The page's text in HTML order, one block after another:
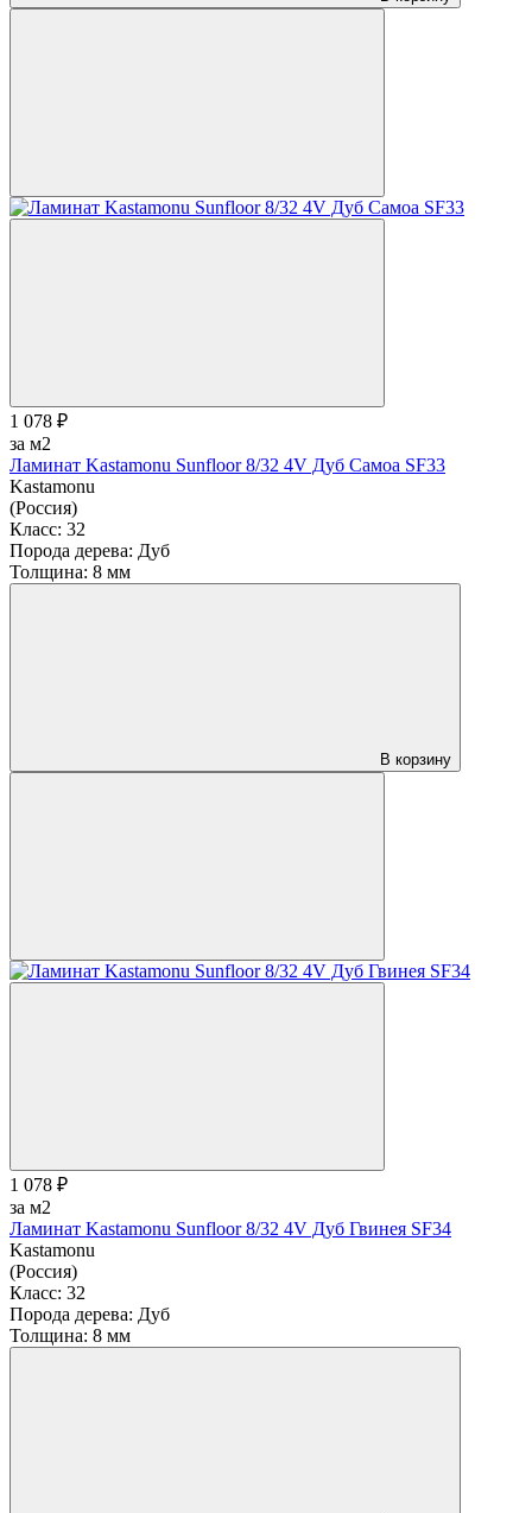
1 078 ₽
за м2
Ламинат Kastamonu Sunfloor 8/32 4V Дуб Самоа SF33
Kastamonu
(Россия)
Класс: 32
Порода дерева: Дуб
Толщина: 8 мм
В корзину
1 078 ₽
за м2
Ламинат Kastamonu Sunfloor 8/32 4V Дуб Гвинея SF34
Kastamonu
(Россия)
Класс: 32
Порода дерева: Дуб
Толщина: 8 мм